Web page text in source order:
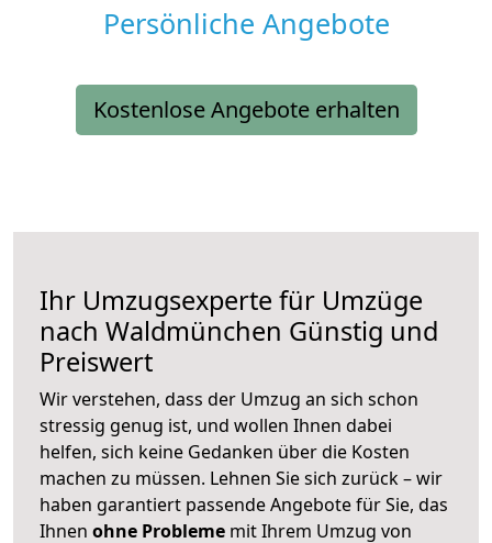
Persönliche Angebote
Kostenlose Angebote erhalten
Ihr Umzugsexperte für Umzüge
nach Waldmünchen Günstig und
Preiswert
Wir verstehen, dass der Umzug an sich schon
stressig genug ist, und wollen Ihnen dabei
helfen, sich keine Gedanken über die Kosten
machen zu müssen. Lehnen Sie sich zurück – wir
haben garantiert passende Angebote für Sie, das
Ihnen ohne Probleme mit Ihrem Umzug von